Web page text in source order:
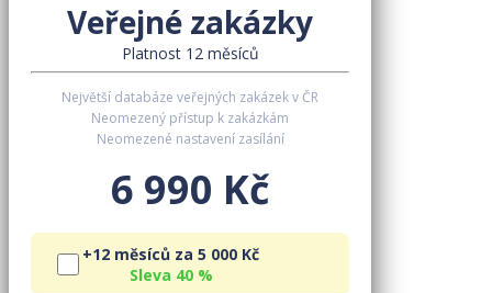
Veřejné zakázky
Platnost 12 měsíců
Největší databáze veřejných zakázek v ČR
Neomezený přístup k zakázkám
Neomezené nastavení zasílání
6 990 Kč
+12 měsíců za 5 000 Kč
Sleva 40 %